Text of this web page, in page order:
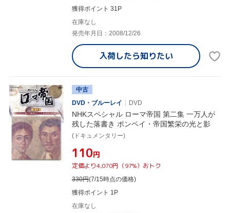
獲得ポイント 31P
在庫なし
発売年月日：2008/12/26
入荷したら知りたい
中古
DVD・ブルーレイ
DVD
NHKスペシャル ローマ帝国 第二集 一万人が
残した落書き ポンペイ・帝国繁栄の光と影
(ドキュメンタリー)
¥110円
定価より4,070円（97%）おトク
330円(7/15時点の価格)
獲得ポイント 1P
在庫なし